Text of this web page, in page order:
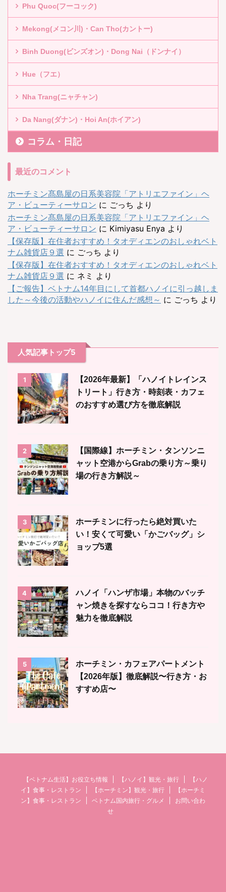
Phu Quoc(フーコック)
Mekong(メコン川)・Can Tho(カントー)
Binh Duong(ビンズオン)・Dong Nai（ドンナイ）
Hue（フエ）
Nha Trang(ニャチャン)
Da Nang(ダナン)・Hoi An(ホイアン)
コラム・日記
最近のコメント
ホーチミン髙島屋の日系美容院「アトリエファイン」ヘ
ア・ビューティーサロン に ごっち より
ホーチミン髙島屋の日系美容院「アトリエファイン」ヘ
ア・ビューティーサロン に Kimiyasu Enya より
【保存版】在住者おすすめ！タオディエンのおしゃれベト
ナム雑貨店９選 に ごっち より
【保存版】在住者おすすめ！タオディエンのおしゃれベト
ナム雑貨店９選 に ネミ より
【ご報告】ベトナム14年目にして首都ハノイに引っ越しま
した～今後の活動やハノイに住んだ感想～ に ごっち より
人気記事トップ5
1
【2026年最新】「ハノイトレインス
トリート」行き方・時刻表・カフェ
のおすすめ選び方を徹底解説
2
【国際線】ホーチミン・タンソンニ
ャット空港からGrabの乗り方～乗り
場の行き方解説～
3
ホーチミンに行ったら絶対買いた
い！安くて可愛い「かごバッグ」シ
ョップ5選
4
ハノイ「ハンザ市場」本物のバッチ
ャン焼きを探すならココ！行き方や
魅力を徹底解説
5
ホーチミン・カフェアパートメント
【2026年版】徹底解説〜行き方・お
すすめ店〜
【ベトナム生活】お役立ち情報 【ハノイ】観光・旅行
【ハノ
イ】食事・レストラン
【ホーチミン】観光・旅行
【ホーチミ
ン】食事・レストラン
ベトナム国内旅行・グルメ
お問い合わ
せ